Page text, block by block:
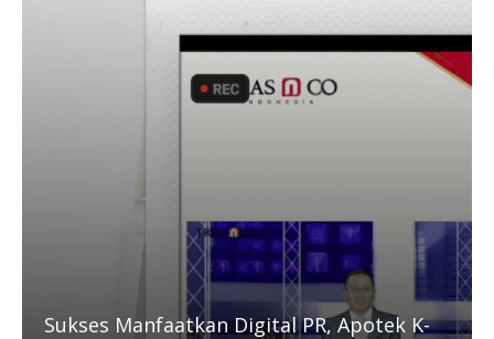
Sukses Manfaatkan Digital PR, Apotek K-